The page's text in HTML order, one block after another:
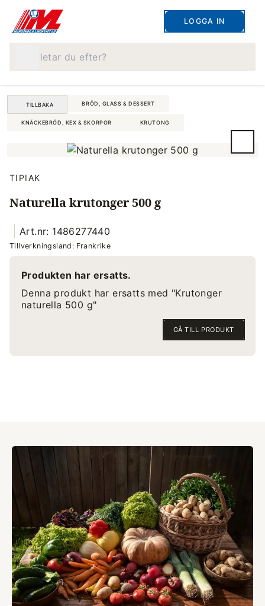
LOGGA IN
TILLBAKA BRÖD, GLASS & DESSERT
KNÄCKEBRÖD, KEX & SKORPOR KRUTONG
TIPIAK
Naturella krutonger 500 g
Art.nr: 1486277440
Tillverkningsland: Frankrike
Produkten har ersatts.
Denna produkt har ersatts med "Krutonger
naturella 500 g"
GÅ TILL PRODUKT